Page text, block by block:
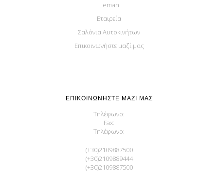
Leman
Εταιρεία
Σαλόνια Αυτοκινήτων
Επικοινωνήστε μαζί μας
ΕΠΙΚΟΙΝΩΝΉΣΤΕ ΜΑΖΊ ΜΑΣ
Τηλέφωνο:
Fax:
Τηλέφωνο:
(+30)2109887500
(+30)2109889444
(+30)2109887500